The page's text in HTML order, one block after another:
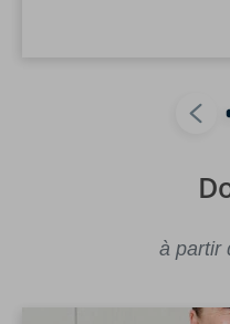
à partir